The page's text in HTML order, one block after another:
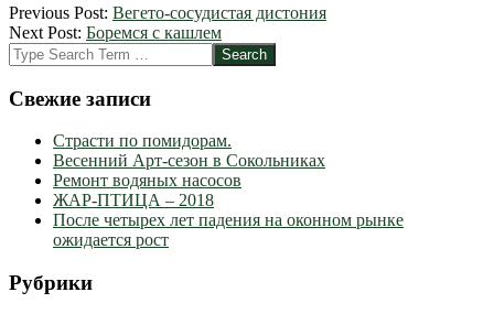
2012-
09-
11
Previous Post: Вегето-сосудистая дистония
Next Post: Боремся с кашлем
Search
Свежие записи
Страсти по помидорам.
Весенний Арт-сезон в Сокольниках
Ремонт водяных насосов
ЖАР-ПТИЦА – 2018
После четырех лет падения на оконном рынке
ожидается рост
Рубрики